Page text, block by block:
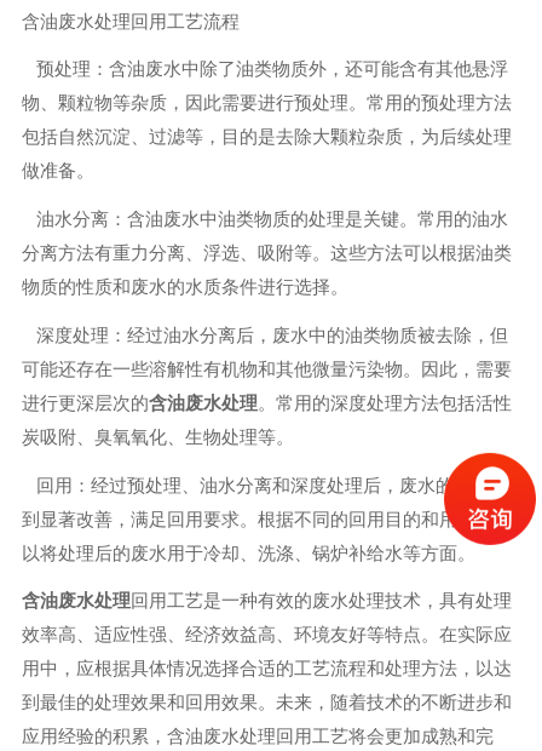
含油废水处理回用工艺流程
预处理：含油废水中除了油类物质外，还可能含有其他悬浮
物、颗粒物等杂质，因此需要进行预处理。常用的预处理方法
包括自然沉淀、过滤等，目的是去除大颗粒杂质，为后续处理
做准备。
油水分离：含油废水中油类物质的处理是关键。常用的油水
分离方法有重力分离、浮选、吸附等。这些方法可以根据油类
物质的性质和废水的水质条件进行选择。
深度处理：经过油水分离后，废水中的油类物质被去除，但
可能还存在一些溶解性有机物和其他微量污染物。因此，需要
进行更深层次的含油废水处理。常用的深度处理方法包括活性
炭吸附、臭氧氧化、生物处理等。
回用：经过预处理、油水分离和深度处理后，废水的水质得
到显著改善，满足回用要求。根据不同的回用目的和用途，可
以将处理后的废水用于冷却、洗涤、锅炉补给水等方面。
含油废水处理回用工艺是一种有效的废水处理技术，具有处理
效率高、适应性强、经济效益高、环境友好等特点。在实际应
用中，应根据具体情况选择合适的工艺流程和处理方法，以达
到最佳的处理效果和回用效果。未来，随着技术的不断进步和
应用经验的积累，含油废水处理回用工艺将会更加成熟和完